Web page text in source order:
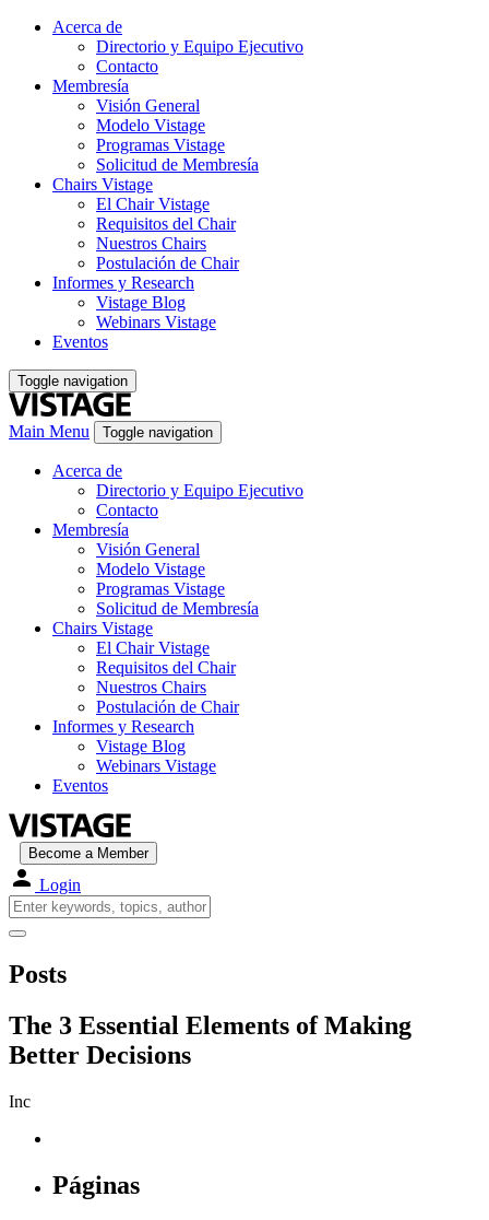
Acerca de
Directorio y Equipo Ejecutivo
Contacto
Membresía
Visión General
Modelo Vistage
Programas Vistage
Solicitud de Membresía
Chairs Vistage
El Chair Vistage
Requisitos del Chair
Nuestros Chairs
Postulación de Chair
Informes y Research
Vistage Blog
Webinars Vistage
Eventos
Toggle navigation
Main Menu Toggle navigation
Acerca de
Directorio y Equipo Ejecutivo
Contacto
Membresía
Visión General
Modelo Vistage
Programas Vistage
Solicitud de Membresía
Chairs Vistage
El Chair Vistage
Requisitos del Chair
Nuestros Chairs
Postulación de Chair
Informes y Research
Vistage Blog
Webinars Vistage
Eventos
Become a Member
Login
Posts
The 3 Essential Elements of Making
Better Decisions
Inc
Páginas